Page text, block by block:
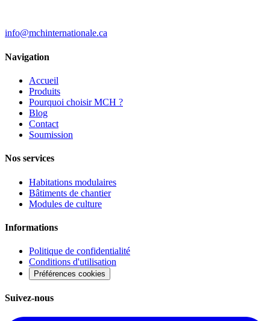
info@mchinternationale.ca
Navigation
Accueil
Produits
Pourquoi choisir MCH ?
Blog
Contact
Soumission
Nos services
Habitations modulaires
Bâtiments de chantier
Modules de culture
Informations
Politique de confidentialité
Conditions d'utilisation
Préférences cookies
Suivez-nous